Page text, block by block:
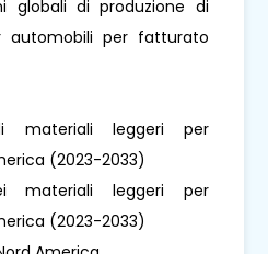
globali di produzione di
automobili per fatturato
materiali leggeri per
(2023-2033)
materiali leggeri per
(2023-2033)